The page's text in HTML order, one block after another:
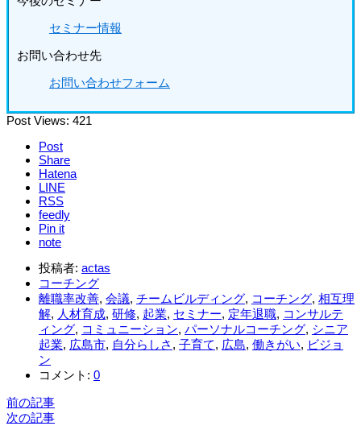
セミナー情報
お問い合わせ先
お問い合わせフォーム
Post Views: 421
Post
Share
Hatena
LINE
RSS
feedly
Pin it
note
投稿者: actas
コーチング
離職率改善, 会議, チームビルディング, コーチング, 相互理
解, 人材育成, 研修, 起業, セミナー, 定年退職, コンサルテ
ィング, コミュニーション, パーソナルコーチング, シニア
起業, 広島市, 自分らしさ , 子育て, 広島, 働きがい, ビジョ
ン
コメント: 0
前の記事
次の記事